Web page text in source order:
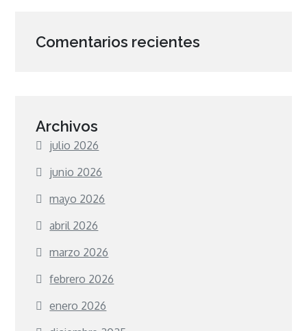
Comentarios recientes
Archivos
julio 2026
junio 2026
mayo 2026
abril 2026
marzo 2026
febrero 2026
enero 2026